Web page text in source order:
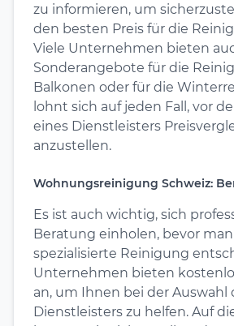
zu informieren, um
den besten Preis für die
Viele Unternehmen bieten
Sonderangebote für die
Balkonen oder für die
lohnt sich auf jeden Fall, vor
eines Dienstleisters
anzustellen.
Wohnungsreinigung Schweiz:
Es ist auch wichtig, sich
Beratung einholen, bevor
spezialisierte Reinigung
Unternehmen bieten
an, um Ihnen bei der Auswahl
Dienstleisters zu helfen. Auf